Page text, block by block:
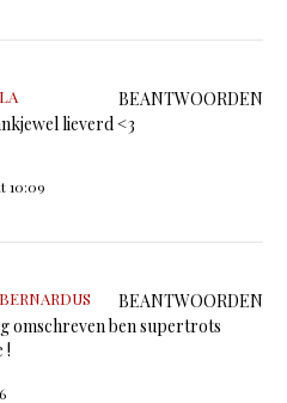
BEANTWOORDEN
lieverd <3
10:09
BEANTWOORDEN
omschreven ben supertrots
!